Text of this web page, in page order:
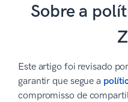
Sobre a
Este artigo foi revisado
garantir que segue a
compromisso de